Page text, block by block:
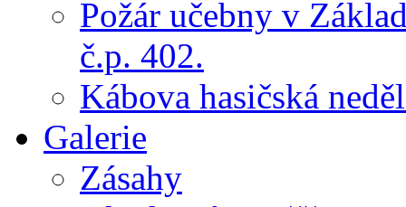
Požár učebny v
č.p. 402.
Kábova hasičská
Galerie
Zásahy